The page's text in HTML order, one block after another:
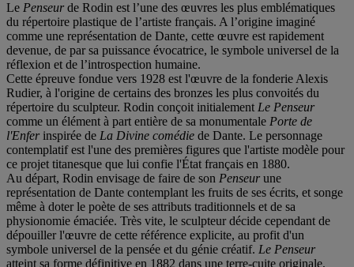
Le Penseurde Rodin est l’une des œuvres les plus emblématiques
du répertoire plastique de l’artiste français. A l’origine imaginé
comme une représentation de Dante, cette œuvre est rapidement
devenue, de par sa puissance évocatrice, le symbole universel de la
réflexion et de l’introspection humaine.
Cette épreuve fondue vers 1928 est l'œuvre de la fonderie Alexis
Rudier, à l'origine de certains des bronzes les plus convoités du
répertoire du sculpteur. Rodin conçoit initialement Le Penseur
comme un élément à part entière de sa monumentale Porte de
l'Enfer inspirée de La Divine comédie de Dante. Le personnage
contemplatif est l'une des premières figures que l'artiste modèle pour
ce projet titanesque que lui confie l'État français en 1880.
Au départ, Rodin envisage de faire de son Penseurune
représentation de Dante contemplant les fruits de ses écrits, et songe
même à doter le poète de ses attributs traditionnels et de sa
physionomie émaciée. Très vite, le sculpteur décide cependant de
dépouiller l'œuvre de cette référence explicite, au profit d'un
symbole universel de la pensée et du génie créatif. Le Penseur
atteint sa forme définitive en 1882 dans une terre-cuite originale,